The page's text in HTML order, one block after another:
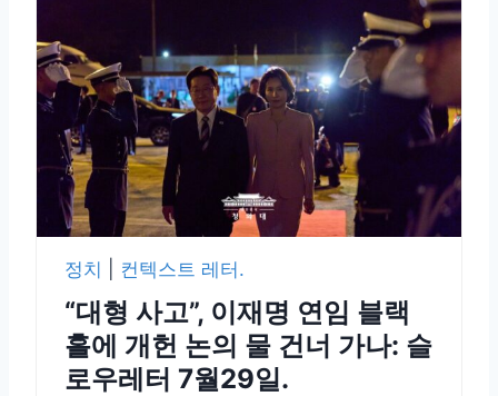
정치 컨텍스트 레터.
“대형 사고”, 이재명 연임 블랙
홀에 개헌 논의 물 건너 가나: 슬
로우레터 7월29일.